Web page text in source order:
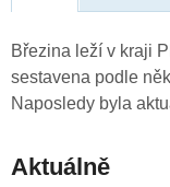
Březina leží v kraji
sestavena podle
Naposledy byla
Aktuálně